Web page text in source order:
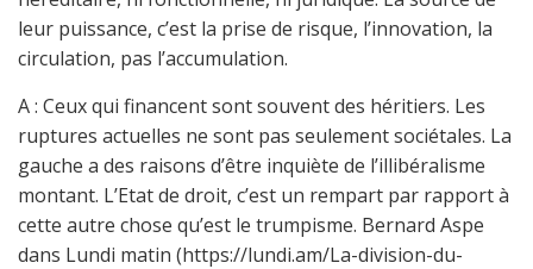
leur puissance, c’est la prise de risque, l’innovation, la
circulation, pas l’accumulation.
A : Ceux qui financent sont souvent des héritiers. Les
ruptures actuelles ne sont pas seulement sociétales. La
gauche a des raisons d’être inquiète de l’illibéralisme
montant. L’Etat de droit, c’est un rempart par rapport à
cette autre chose qu’est le trumpisme. Bernard Aspe
dans Lundi matin (https://lundi.am/La-division-du-